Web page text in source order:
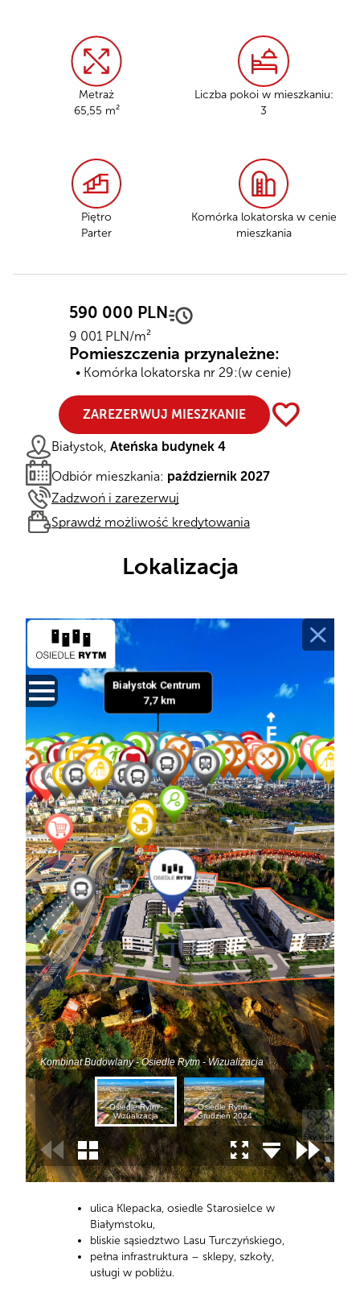
Metraż
65,55 m²
Liczba pokoi w mieszkaniu:
3
Piętro
Parter
Komórka lokatorska w cenie
mieszkania
590 000 PLN
9 001 PLN/m²
Pomieszczenia przynależne:
Komórka lokatorska nr 29:(w cenie)
ZAREZERWUJ MIESZKANIE favorite
Białystok, Ateńska budynek 4
Odbiór mieszkania: październik 2027
Zadzwoń i zarezerwuj
Sprawdź możliwość kredytowania
Lokalizacja
ulica Klepacka, osiedle Starosielce w
Białymstoku,
bliskie sąsiedztwo Lasu Turczyńskiego,
pełna infrastruktura – sklepy, szkoły,
usługi w pobliżu.